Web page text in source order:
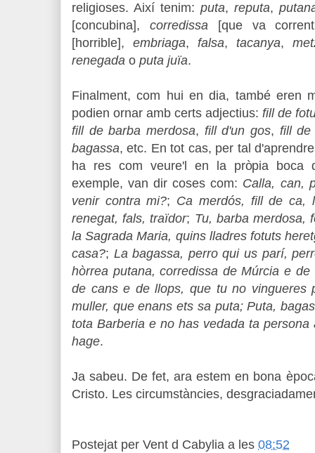
religioses. Així tenim: puta, reputa,
[concubina],
corredissa
[que va
[horrible], embriaga, falsa, tacanya,
renegada o puta juïa.
Finalment, com hui en dia, també eren
podien ornar amb certs adjectius: fill de
fill de barba merdosa, fill d'un gos, fill de
bagassa, etc. En tot cas, per tal
ha res com veure'l en la pròpia boca
exemple, van dir coses com: Calla, can,
venir contra mi?; Ca merdós, fill de ca,
renegat, fals, traïdor; Tu, barba merdosa,
la Sagrada Maria, quins lladres fotuts
casa?; La bagassa, perro qui us parí,
hòrrea putana, corredissa de Múrcia e de
de cans e de llops, que tu no vingueres
muller, que enans ets sa puta;Puta,
tota Barberia e no has vedada ta
hage.
Ja sabeu. De fet, ara estem en bona
Cristo. Les circumstàncies,
Postejat per Vent d Cabylia a les 08:52